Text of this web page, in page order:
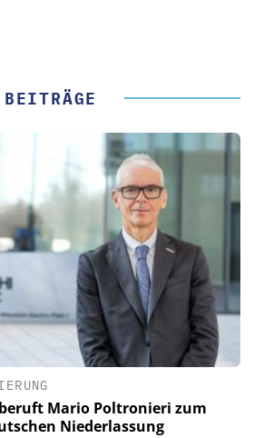
BEITRÄGE
Mario Poltronieri zum
Niederlassung